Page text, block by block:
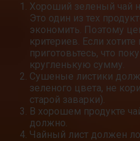
Хороший зеленый чай
Это один из тех
экономить. Поэтому
критериев. Если
приготовьтесь, что
кругленькую сумму.
Сушеные листики
зеленого цвета, не
старой заварки).
В хорошем продукте
должно.
Чайный лист должен